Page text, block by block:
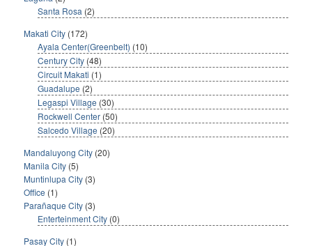
Santa Rosa (2)
Makati City (172)
Ayala Center(Greenbelt) (10)
Century City (48)
Circuit Makati (1)
Guadalupe (2)
Legaspi Village (30)
Rockwell Center (50)
Salcedo Village (20)
Mandaluyong City (20)
Manila City (5)
Muntinlupa City (3)
Office (1)
Parañaque City (3)
Enterteinment City (0)
Pasay City (1)